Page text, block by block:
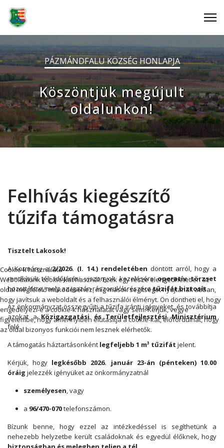
PÁZMÁNDFALU KÖZSÉG HONLAPJA
Köszöntjük megújult
oldalunkon!
Felhívás kiegészítő
tűzifa támogatásra
Tisztelt Lakosok!
A Kormány a2/2026. (I. 14.) rendeletében döntött arról, hogy a
rendkívüli téli időjárási viszonyok kezeléséreoperatív törzset
hozott létre, mely az igazán rászorulók részéretűzifát biztosít.
Az önkormányzat összegyűjti a tűzifa iránti igényeket, és továbbítja
azokat aKözigazgatási és Területfejlesztési Minisztérium
felé.
A támogatás háztartásonként legfeljebb 1 m³ tűzifát jelent.
Kérjük, hogy legkésőbb 2026. január 23-án (pénteken) 10.00
óráig jelezzék igényüket az önkormányzatnál
személyesen, vagy
a 96/470-070telefonszámon.
Bízunk benne, hogy ezzel az intézkedéssel is segíthetünk a
nehezebb helyzetbe került családoknak és egyedül élőknek, hogy
Cookie-k használata
Weboldalunk cookie-kat használ. Ezek egy része elengedhetetlen az
oldal megfelelő működéséhez, míg mások segítséget nyújtanak abban,
hogy javítsuk a weboldalt és a felhasználói élményt. Ön döntheti el, hogy
engedélyezi-e a cookie-k használatát vagy sem. Kérjük, vegye
figyelembe, hogy amennyiben elutasítja a cookie-kat, előfordulhat, hogy
az oldal bizonyos funkciói nem lesznek elérhetők.
Elfogadás